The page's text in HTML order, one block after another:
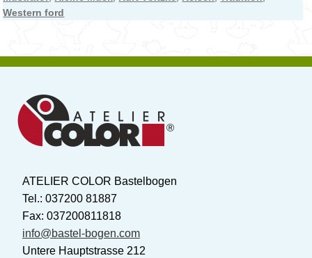
Western ford
ATELIER COLOR Bastelbogen
Tel.: 037200 81887
Fax: 037200811818
info@bastel-bogen.com
Untere Hauptstrasse 212